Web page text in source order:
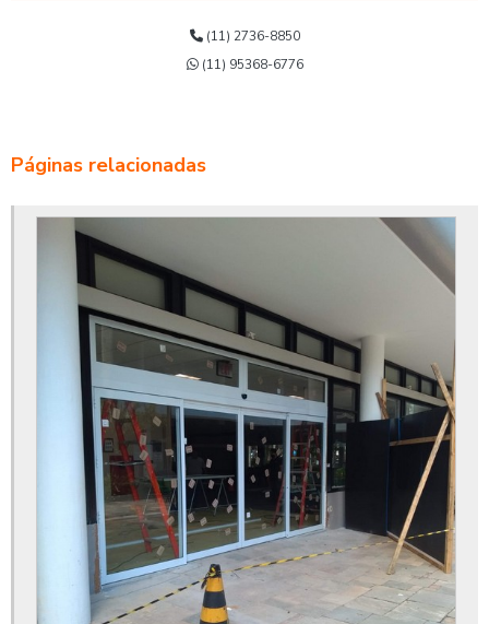
Comprar cancela automática
Conserto de porta automática
Empresa de porta automática
Fabricantes de portas automáticas
Fornecedor de cancelas
Fornecedores de portas automáticas
Instalação de porta automática
Instalação de porta automática de vidro
Manutenção de porta automática
Manutenção de porta automática de vidro
Manutenção porta de vidro automática
Manutenção porta de vidro automática sp
Motor para porta automática
(11) 2736-8850
(11) 95368-6776
Páginas relacionadas